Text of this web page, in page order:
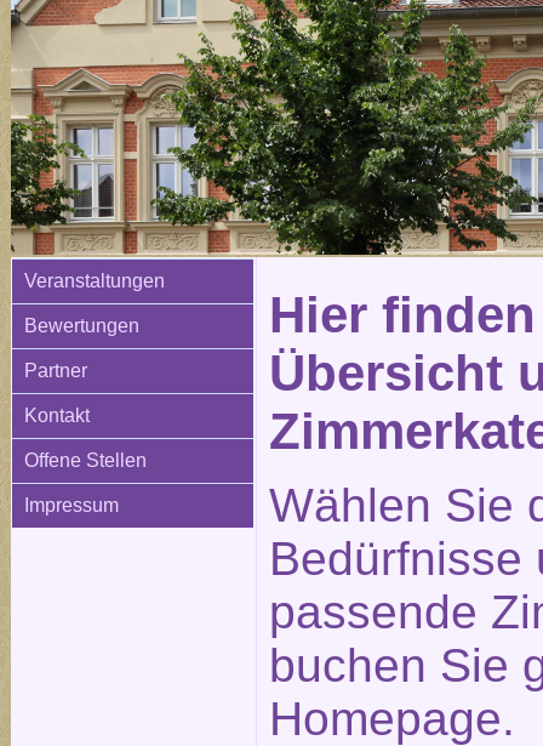
Veranstaltungen
Bewertungen
Partner
Kontakt
Offene Stellen
Impressum
Hier
Übersicht
Wählen Sie
Bedürfnisse
passende
buchen Sie
Homepage.